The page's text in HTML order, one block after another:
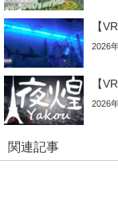
【
2026
【
2026
関連記事